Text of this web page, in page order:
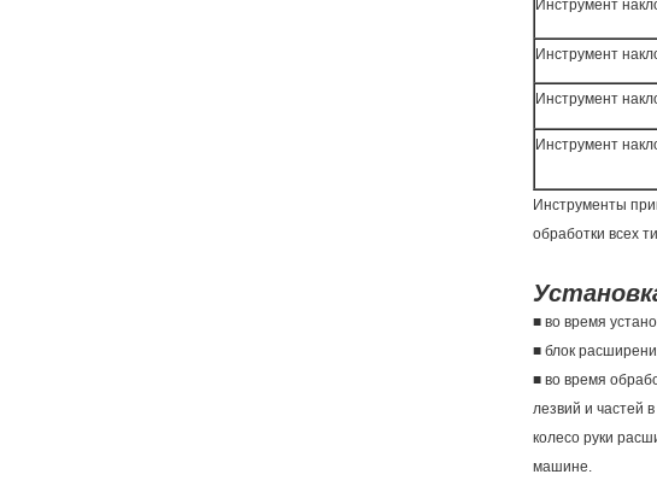
Инструмент
Инструмент
Инструмент
Инструмент
Инструменты
обработки всех
■ во время
■ блок
■ во время
лезвий и частей
колесо руки
машине.